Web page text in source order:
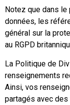
Notez que dans
données, les
général sur la
au RGPD
La Politique de
renseignements
Ainsi, vos
partagés avec